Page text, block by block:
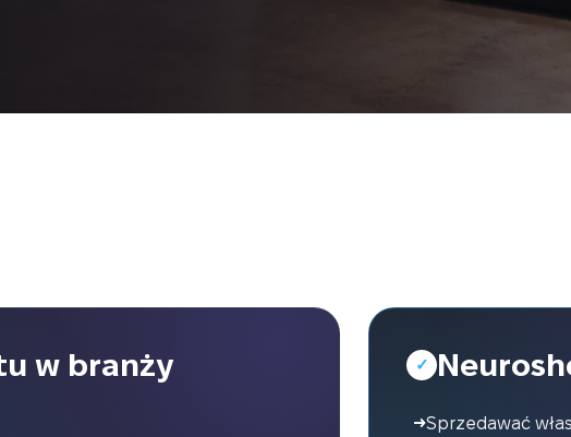
w branży
✓
Sprzedawać